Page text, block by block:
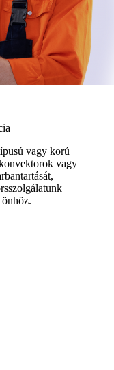
vagy korú
vagy